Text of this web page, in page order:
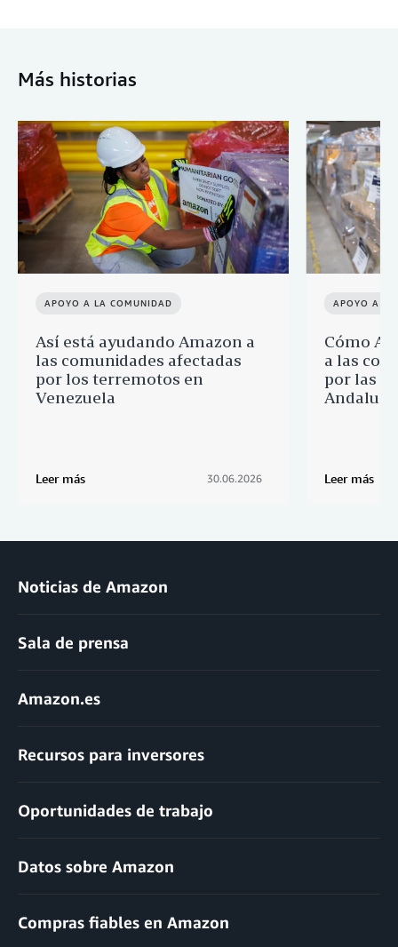
Más historias
APOYO A LA COMUNIDAD
Así está ayudando Amazon a
las comunidades afectadas
por los terremotos en
Venezuela
Leer más 30.06.2026
APOYO A LA
Cómo
a las
por las
Leer más
Noticias de Amazon
Sala de prensa
Amazon.es
Recursos para inversores
Oportunidades de trabajo
Datos sobre Amazon
Compras fiables en Amazon